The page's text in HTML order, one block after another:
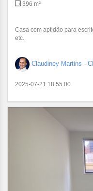
396 m²
Casa com aptidão para
etc.
Claudiney Martins -
2025-07-21 18:55:00